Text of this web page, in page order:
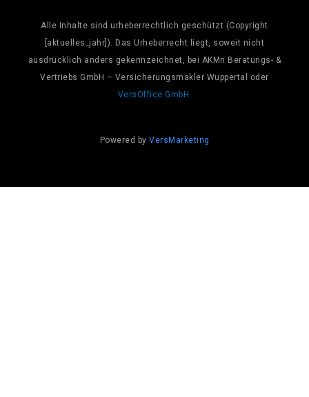
Alle Inhalte sind urheberrechtlich geschützt (Copyright
[aktuelles_jahr]). Das Urheberrecht liegt, soweit nicht
ausdrücklich anders gekennzeichnet, bei AKMn Beratungs- &
Vertriebs GmbH – Versicherungsmakler Wuppertal oder
VersOffice GmbH .
Powered by VersMarketing